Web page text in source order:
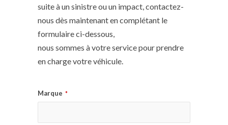
suite à un sinistre ou un impact, contactez-
nous dès maintenant en complétant le
formulaire ci-dessous,
nous sommes à votre service pour prendre
en charge votre véhicule.
Marque *